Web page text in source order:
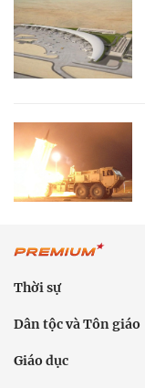
Thời sự
Dân tộc và Tôn giáo
Giáo dục